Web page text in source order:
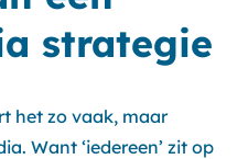
strategie
het zo vaak, maar
Want ‘iedereen’ zit op